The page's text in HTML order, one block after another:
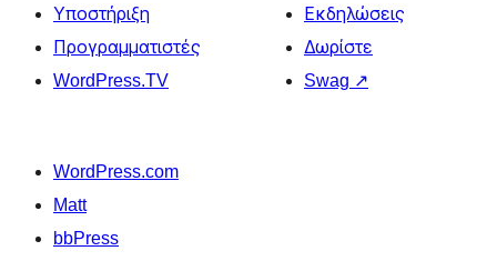
Υποστήριξη
Προγραμματιστές
WordPress.TV
Εκδηλώσεις
Δωρίστε
Swag ↗
WordPress.com
Matt
bbPress